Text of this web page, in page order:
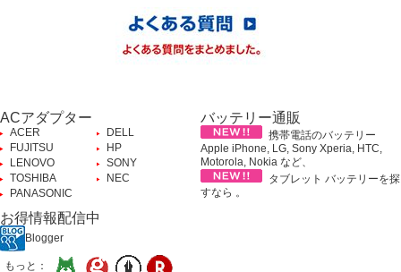
ACアダプター
ACER
DELL
FUJITSU
HP
LENOVO
SONY
TOSHIBA
NEC
PANASONIC
バッテリー通販
携帯電話のバッテリー
Apple iPhone, LG, Sony Xperia, HTC,
Motorola, Nokia など、
タブレット バッテリーを探
すなら 。
お得情報配信中
Blogger
もっと：